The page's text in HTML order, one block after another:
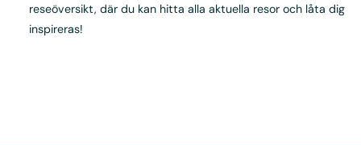
reseöversikt, där du kan hitta alla aktuella resor och låta dig
inspireras!